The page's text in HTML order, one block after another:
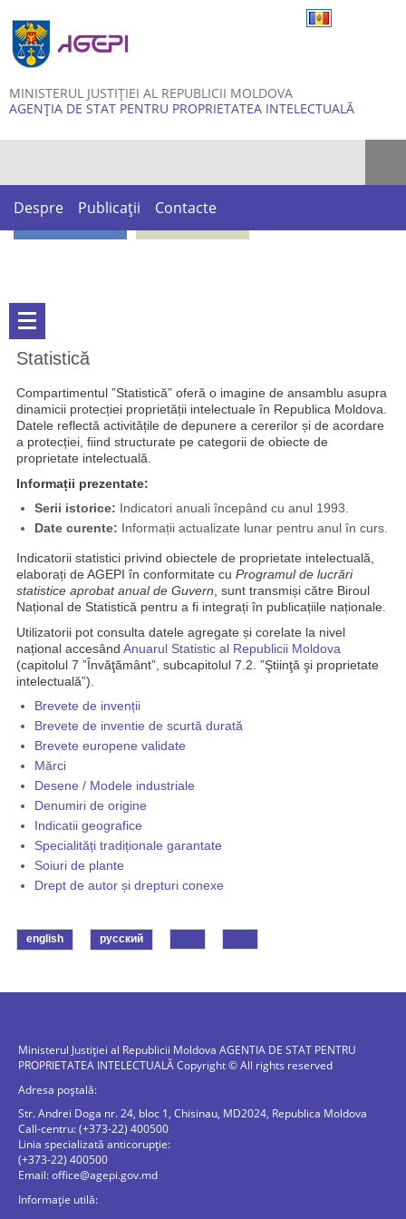
MINISTERUL JUSTIȚIEI AL REPUBLICII MOLDOVA
AGENȚIA DE STAT PENTRU PROPRIETATEA INTELECTUALĂ
Despre Publicații Contacte
Statistică
Compartimentul ”Statistică” oferă o imagine de ansamblu asupra
dinamicii protecției proprietății intelectuale în Republica Moldova.
Datele reflectă activitățile de depunere a cererilor și de acordare
a protecției, fiind structurate pe categorii de obiecte de
proprietate intelectuală.
Informații prezentate:
Serii istorice: Indicatori anuali începând cu anul 1993.
Date curente: Informații actualizate lunar pentru anul în curs.
Indicatorii statistici privind obiectele de proprietate intelectuală,
elaborați de AGEPI în conformitate cu Programul de lucrări
statistice aprobat anual de Guvern , sunt transmiși către Biroul
Național de Statistică pentru a fi integrați în publicațiile naționale.
Utilizatorii pot consulta datele agregate și corelate la nivel
național accesând Anuarul Statistic al Republicii Moldova
(capitolul 7 ”Învăţământ”, subcapitolul 7.2. ”Ştiinţă şi proprietate
intelectuală”).
Brevete de invenții
Brevete de inventie de scurtă durată
Brevete europene validate
Mărci
Desene / Modele industriale
Denumiri de origine
Indicatii geografice
Specialități tradiționale garantate
Soiuri de plante
Drept de autor și drepturi conexe
english русский
Ministerul Justiției al Republicii Moldova AGENTIA DE STAT PENTRU
PROPRIETATEA INTELECTUALĂ Copyright © All rights reserved
Adresa poștală:
Str. Andrei Doga nr. 24, bloc 1, Chisinau, MD2024, Republica Moldova
Call-centru: (+373-22) 400500
Linia specializată anticorupție:
(+373-22) 400500
Email:office@agepi.gov.md
Informație utilă: